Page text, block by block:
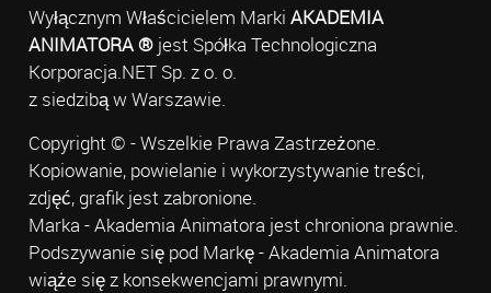
Wyłącznym Właścicielem Marki AKADEMIA
ANIMATORA ®jest Spółka Technologiczna
Korporacja.NET Sp. z o. o.
z siedzibą w Warszawie.
Copyright © - Wszelkie Prawa Zastrzeżone.
Kopiowanie, powielanie i wykorzystywanie treści,
zdjęć, grafik jest zabronione.
Marka - Akademia Animatora jest chroniona prawnie.
Podszywanie się pod Markę - Akademia Animatora
wiąże się z konsekwencjami prawnymi.